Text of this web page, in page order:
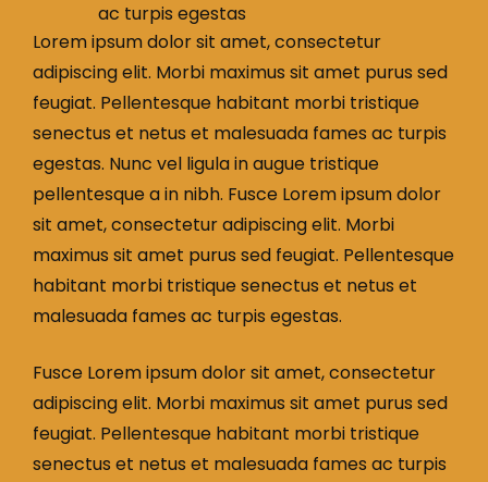
ac turpis egestas
Lorem ipsum dolor sit amet, consectetur
adipiscing elit. Morbi maximus sit amet purus sed
feugiat. Pellentesque habitant morbi tristique
senectus et netus et malesuada fames ac turpis
egestas. Nunc vel ligula in augue tristique
pellentesque a in nibh. Fusce Lorem ipsum dolor
sit amet, consectetur adipiscing elit. Morbi
maximus sit amet purus sed feugiat. Pellentesque
habitant morbi tristique senectus et netus et
malesuada fames ac turpis egestas.
Fusce Lorem ipsum dolor sit amet, consectetur
adipiscing elit. Morbi maximus sit amet purus sed
feugiat. Pellentesque habitant morbi tristique
senectus et netus et malesuada fames ac turpis